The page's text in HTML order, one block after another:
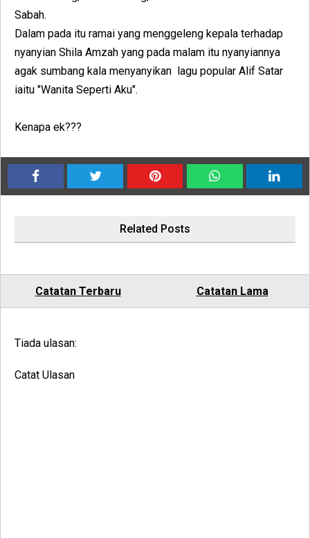
Sabah.
Dalam pada itu ramai yang menggeleng kepala terhadap
nyanyian Shila Amzah yang pada malam itu nyanyiannya
agak sumbang kala menyanyikan lagu popular Alif Satar
iaitu "Wanita Seperti Aku".
Kenapa ek???
Related Posts
Catatan Terbaru Catatan Lama
Tiada ulasan:
Catat Ulasan